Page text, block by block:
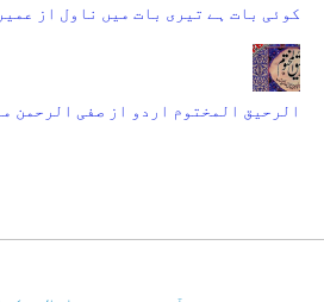
کوئی بات ہے تیری بات میں ناول از
الرحیق المختوم اردو از صفی الرحمن